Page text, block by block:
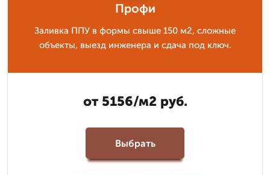
Профи
Заливка ППУ в формы свыше 150 м2, сложные
объекты, выезд инженера и сдача под ключ.
от 5156/м2 руб.
Выбрать